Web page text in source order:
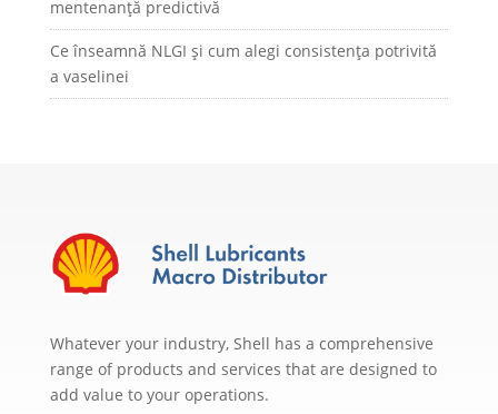
mentenanță predictivă
Ce înseamnă NLGI și cum alegi consistența potrivită
a vaselinei
Whatever your industry, Shell has a comprehensive
range of products and services that are designed to
add value to your operations.